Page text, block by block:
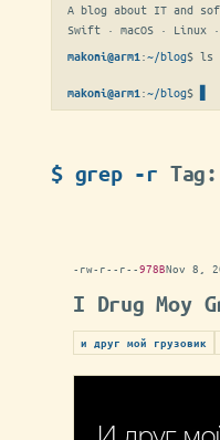
A blog about IT and
Swift · macOS · Linux ·
makoni@arm1 :~/blog$ ls
makoni@arm1 :~/blog$
$ grep -r
-rw-r--r--978BNov 8,
I Drug Moy
и друг мой грузовик